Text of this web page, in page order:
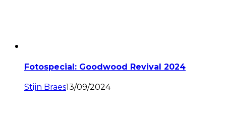
Fotospecial: Goodwood Revival 2024
Stijn Braes13/09/2024